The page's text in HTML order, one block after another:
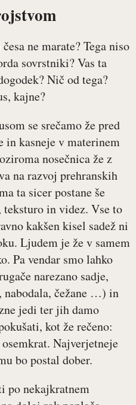
ne marate? Tega niso
sovrstniki? Vas ta
Nič od tega?
kajne?
se srečamo že pred
in kasneje v materinem
nosečnica že z
na razvoj prehranskih
ta sicer postane še
in videz. Vse to
kakšen kisel sadež ni
Ljudem je že v samem
Pa vendar smo lahko
narezano sadje,
nabodala, čežane …) in
jedi ter jih damo
kot že rečeno:
Najverjetneje
bo postal dober.
po nekajkratnem